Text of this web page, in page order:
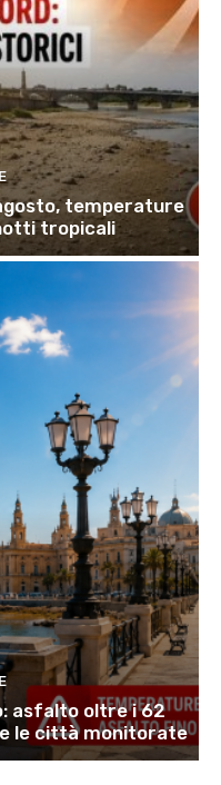
temperature
tropicali
asfalto oltre i 62
le città monitorate